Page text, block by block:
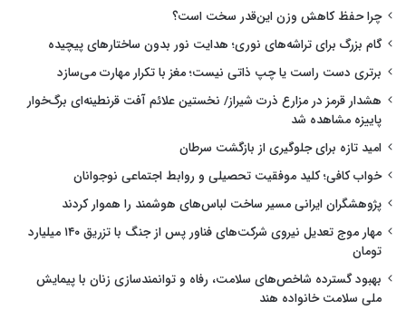
چرا حفظ کاهش وزن این‌قدر سخت است؟
گام بزرگ برای تراشه‌های نوری؛ هدایت نور بدون ساختارهای پیچیده
برتری دست راست یا چپ ذاتی نیست؛ مغز با تکرار مهارت می‌سازد
هشدار قرمز در مزارع ذرت شیراز/ نخستین علائم آفت قرنطینه‌ای برگ‌خوار
پاییزه مشاهده شد
امید تازه برای جلوگیری از بازگشت سرطان
خواب کافی؛ کلید موفقیت تحصیلی و روابط اجتماعی نوجوانان
پژوهشگران ایرانی مسیر ساخت لباس‌های هوشمند را هموار کردند
مهار موج تعدیل نیروی شرکت‌های فناور پس از جنگ با تزریق ۱۴۰ میلیارد
تومان
بهبود گسترده شاخص‌های سلامت، رفاه و توانمندسازی زنان با پیمایش
ملی سلامت خانواده هند